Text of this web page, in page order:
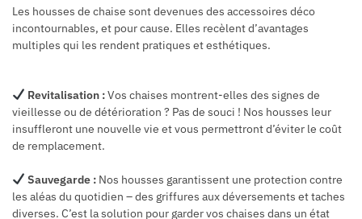
Les housses de chaise sont devenues des accessoires déco
incontournables, et pour cause. Elles recèlent d’avantages
multiples qui les rendent pratiques et esthétiques.
Revitalisation :Vos chaises montrent-elles des signes de
vieillesse ou de détérioration ? Pas de souci ! Nos housses leur
insuffleront une nouvelle vie et vous permettront d’éviter le coût
de remplacement.
Sauvegarde :Nos housses garantissent une protection contre
les aléas du quotidien – des griffures aux déversements et taches
diverses. C’est la solution pour garder vos chaises dans un état